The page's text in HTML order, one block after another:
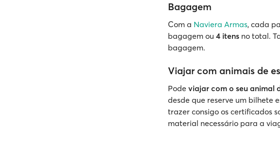
Bagagem
Com a Naviera Armas, cada
bagagem ou 4 itens no total.
bagagem.
Viajar com animais de
Pode viajar com o seu animal
desde que reserve um bilhete
trazer consigo os certificados
material necessário para a